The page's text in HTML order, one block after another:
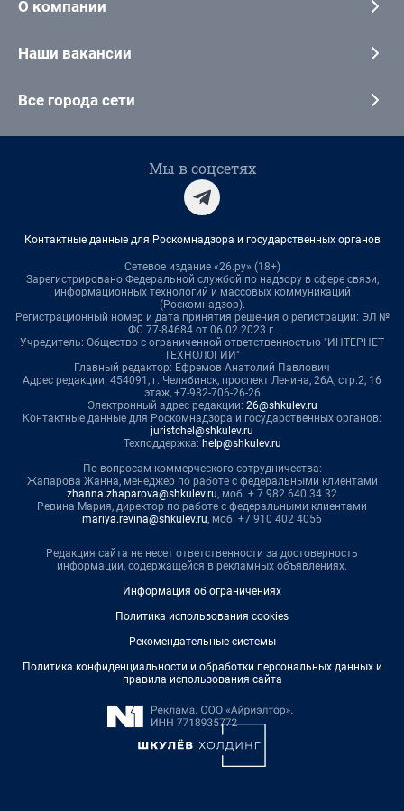
О компании
Наши вакансии
Все города сети
Мы в соцсетях
Контактные данные для Роскомнадзора и государственных органов
Сетевое издание «26.ру» (18+)
Зарегистрировано Федеральной службой по надзору в сфере связи,
информационных технологий и массовых коммуникаций
(Роскомнадзор).
Регистрационный номер и дата принятия решения о регистрации: ЭЛ №
ФС 77-84684 от 06.02.2023 г.
Учредитель: Общество с ограниченной ответственностью "ИНТЕРНЕТ
ТЕХНОЛОГИИ"
Главный редактор: Ефремов Анатолий Павлович
Адрес редакции: 454091, г. Челябинск, проспект Ленина, 26А, стр.2, 16
этаж, +7-982-706-26-26
Электронный адрес редакции: 26@shkulev.ru
Контактные данные для Роскомнадзора и государственных органов:
juristchel@shkulev.ru
Техподдержка: help@shkulev.ru
По вопросам коммерческого сотрудничества:
Жапарова Жанна, менеджер по работе с федеральными клиентами
zhanna.zhaparova@shkulev.ru, моб. + 7 982 640 34 32
Ревина Мария, директор по работе с федеральными клиентами
mariya.revina@shkulev.ru, моб. +7 910 402 4056
Редакция сайта не несет ответственности за достоверность
информации, содержащейся в рекламных объявлениях.
Информация об ограничениях
Политика использования cookies
Рекомендательные системы
Политика конфиденциальности и обработки персональных данных и
правила использования сайта